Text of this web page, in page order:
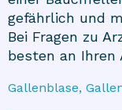
gefährlich und
Bei Fragen zu
besten an Ihren
Gallenblase,